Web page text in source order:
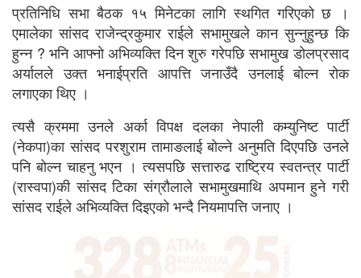
प्रतिनिधि सभा बैठक १५ मिनेटका लागि स्थगित गरिएको छ ।
एमालेका सांसद राजेन्द्रकुमार राईले सभामुखले कान सुन्नुहुन्छ कि
हुन्न ? भनि आफ्नाे अभिव्यक्ति दिन शुरु गरेपछि सभामुख डोलप्रसाद
अर्यालले उक्त भनाईप्रति आपत्ति जनाउँदै उनलाई बोल्न रोक
लगाएका थिए ।
त्यसै क्रममा उनले अर्का विपक्ष दलका नेपाली कम्युनिष्ट पार्टी
(नेकपा)का सांसद परशुराम तामाङलाई बोल्ने अनुमति दिएपछि उनले
पनि बोल्न चाहनु भएन । त्यसपछि सत्तारुढ राष्ट्रिय स्वतन्त्र पार्टी
(रास्वपा)की सांसद टिका संग्रौलाले सभामुखमाथि अपमान हुने गरी
सांसद राईले अभिव्यक्ति दिइएको भन्दै नियमापत्ति जनाए ।